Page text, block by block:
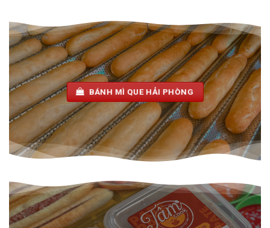
BÁNH MÌ QUE HẢI PHÒNG